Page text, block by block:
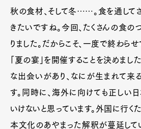
秋の食材、そして冬……。食を通して
きたいですね。今回、たくさんの食の
りました。だからこそ、一度で終わら
「夏の宴」を開催することを決めまし
な出会いがあり、なにが生まれて来
す。同時に、海外に向けても正しい
いけないと思っています。外国に行く
本文化のあやまった解釈が蔓延して